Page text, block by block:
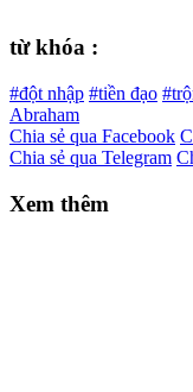
từ khóa :
#đột nhập #tiền đạo
Abraham
Chia sẻ qua Facebook
Chia sẻ qua Telegram
Xem thêm